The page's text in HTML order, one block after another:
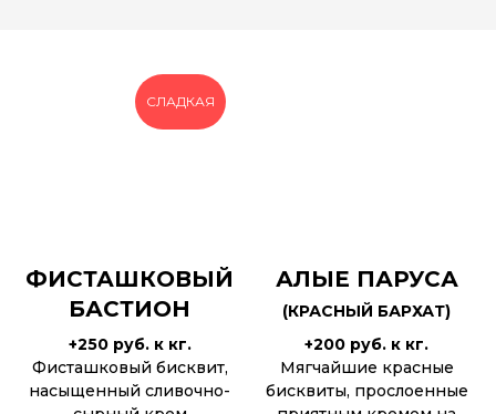
СЛАДКАЯ
ФИСТАШКОВЫЙ
БАСТИОН
+250 руб. к кг.
Фисташковый бисквит,
насыщенный сливочно-
АЛЫЕ ПАРУСА
(КРАСНЫЙ БАРХАТ)
+200 руб. к кг.
Мягчайшие красные
бисквиты, прослоенные